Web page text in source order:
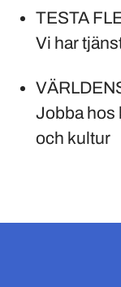
TESTA
Vi har
Jobba hos
och kultur